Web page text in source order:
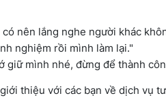
nên lắng nghe người khác
nghiệm rồi mình làm lại."
giữ mình nhé, đừng để thành
thiệu với các bạn về dịch vụ